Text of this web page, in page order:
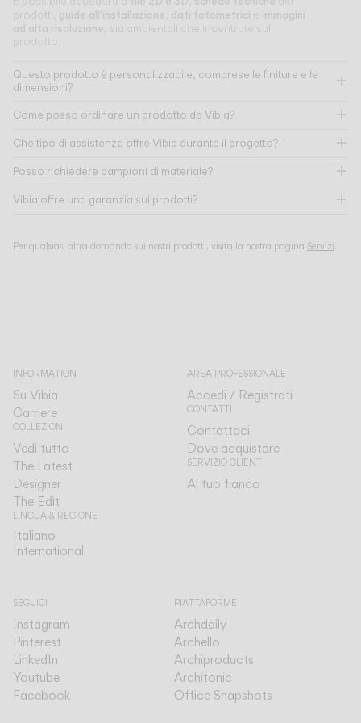
prodotti, guide all'installazione dati fotometrici e immagini
ad alta risoluzione , sia ambientali che incentrate sul
prodotto.
Questo prodotto è personalizzabile, comprese le finiture e le
dimensioni?
Come posso ordinare un prodotto da Vibia?
Che tipo di assistenza offre Vibia durante il progetto?
Posso richiedere campioni di materiale?
Vibia offre una garanzia sui prodotti?
Per qualsiasi altra domanda sui nostri prodotti, visita la nostra pagina Servizi.
INFORMATION
Su Vibia
Carriere
COLLEZIONI
Vedi tutto
The Latest
Designer
The Edit
LINGUA & REGIONE
Italiano
International
AREA PROFESSIONALE
Accedi / Registrati
CONTATTI
Contattaci
Dove acquistare
SERVIZIO CLIENTI
Al tuo fianco
SEGUICI
Instagram
Pinterest
LinkedIn
Youtube
Facebook
PIATTAFORME
Archdaily
Archello
Archiproducts
Architonic
Office Snapshots